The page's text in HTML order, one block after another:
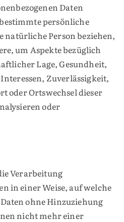
Daten
persönliche
natürliche Person beziehen,
um Aspekte bezüglich
Lage, Gesundheit,
Zuverlässigkeit,
oder Ortswechsel dieser
oder
Verarbeitung
in einer Weise, auf welche
ohne Hinzuziehung
nicht mehr einer